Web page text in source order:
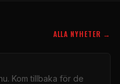
ALLA NYHETER →
Kom tillbaka för de